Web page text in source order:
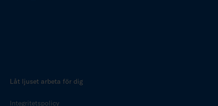
Låt ljuset arbeta för dig
Integritetspolicy